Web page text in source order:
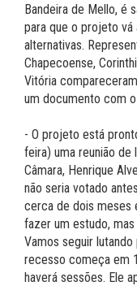
Bandeira de Mello, é
para que o projeto
alternativas.
Chapecoense,
Vitória
um documento com
- O projeto está
feira) uma reunião
Câmara, Henrique
não seria votado
cerca de dois meses
fazer um estudo,
Vamos seguir
recesso começa em
haverá sessões. Ele